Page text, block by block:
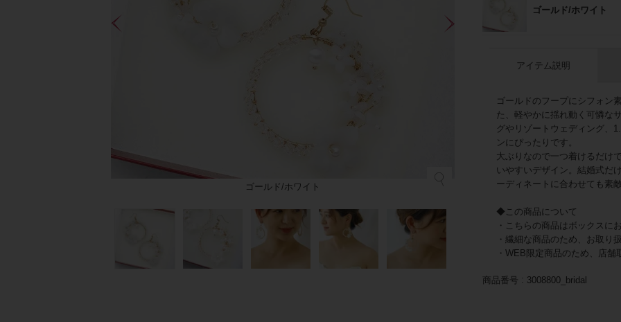
ゴールド/ホワイト
ゴールド/ホワイト
アイテム説明
ゴールドのフープにシフォン
た、軽やかに揺れ動く可憐な
グやリゾートウェディング、
ンにぴったりです。
大ぶりなので一つ着けるだけ
いやすいデザイン。結婚式だ
ーディネートに合わせても素
◆この商品について
・こちらの商品はボックスに
・繊細な商品のため、お取り
・WEB限定商品のため、店
商品番号 3008800_bridal